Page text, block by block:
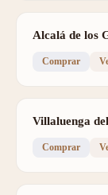
Alcalá de los
Comprar
Villaluenga
Comprar